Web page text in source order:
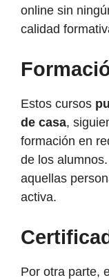
online sin
calidad
Estos cursos
de casa,
formación en
de los
aquellas
activa.
Por otra parte,